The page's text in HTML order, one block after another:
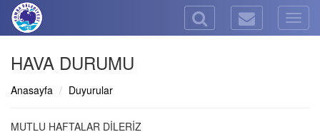
HAVA DURUMU
Anasayfa Duyurular
MUTLU HAFTALAR DİLERİZ